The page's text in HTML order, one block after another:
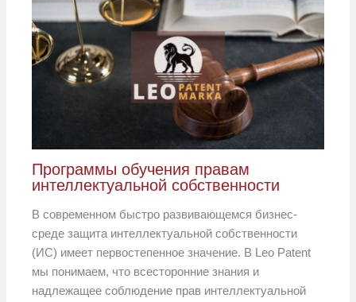
Программы обучения правам
интеллектуальной собственности
В современном быстро развивающемся бизнес-
среде защита интеллектуальной собственности
(ИС) имеет первостепенное значение. В Leo Patent
мы понимаем, что всесторонние знания и
надлежащее соблюдение прав интеллектуальной